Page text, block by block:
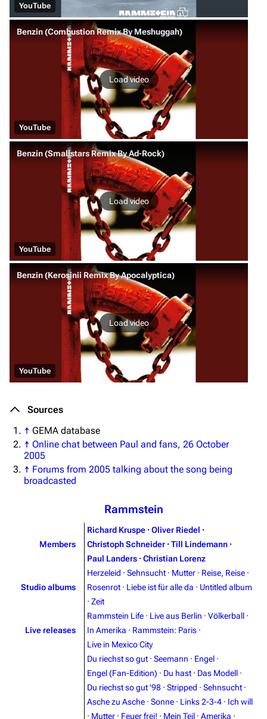
YouTube
Benzin (Combustion Remix By Meshuggah)
Load video
YouTube
Benzin (Smallstars Remix By Ad-Rock)
Load video
YouTube
Benzin (Kerosinii Remix By Apocalyptica)
Load video
YouTube
Sources
↑ GEMA database
↑ Online chat between Paul and fans, 26 October
2005
↑ Forums from 2005 talking about the song being
broadcasted
Rammstein
Members
Richard Kruspe · Oliver Riedel ·
Christoph Schneider · Till Lindemann ·
Paul Landers · Christian Lorenz
Studio albums
Herzeleid · Sehnsucht · Mutter · Reise, Reise ·
Rosenrot · Liebe ist für alle da · Untitled album
· Zeit
Live releases
Rammstein Life · Live aus Berlin · Völkerball ·
In Amerika · Rammstein: Paris ·
Live in Mexico City
Du riechst so gut · Seemann · Engel ·
Engel (Fan-Edition) · Du hast · Das Modell ·
Du riechst so gut '98 · Stripped · Sehnsucht ·
Asche zu Asche · Sonne · Links 2-3-4 · Ich will
· Mutter · Feuer frei! · Mein Teil · Amerika ·